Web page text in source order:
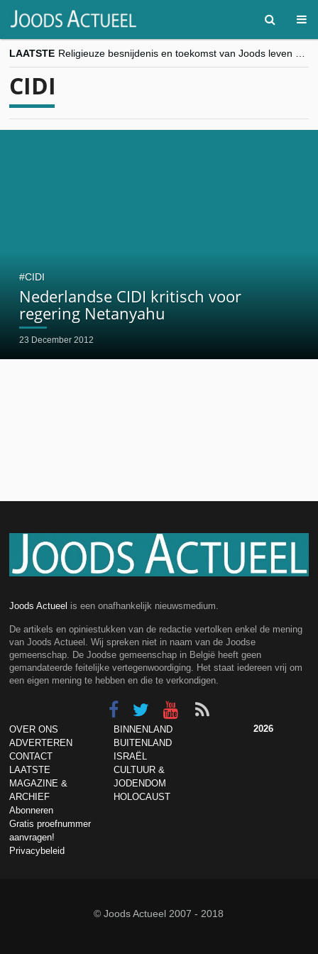
LAATSTE
“Besnijdenisdebat toont hoe moeilijk seculiere Westen minderheden begrijpt”, Jinnih Beels (Vooruit)
CIDI
Nederlandse CIDI kritisch voor
regering Netanyahu
23 December 2012
CIDI
Joods Actueel is een onafhankelijk nieuwsmedium.
De artikels en opiniestukken van de redactie vertolken enkel de mening
van Joods Actueel. Wij spreken niet in naam van de Joodse
gemeenschap. De Joodse gemeenschap in België heeft geen
gemandateerde feitelijke vertegenwoordiging. Het staat iedereen vrij om
een eigen mening te hebben en die te verkondigen.
OVER ONS
ADVERTEREN
CONTACT
LAATSTE
MAGAZINE &
ARCHIEF
Abonneren
Gratis proefnummer
aanvragen!
Privacybeleid
BINNENLAND
BUITENLAND
ISRAËL
CULTUUR &
JODENDOM
HOLOCAUST
2026
© Joods Actueel 2007 - 2018